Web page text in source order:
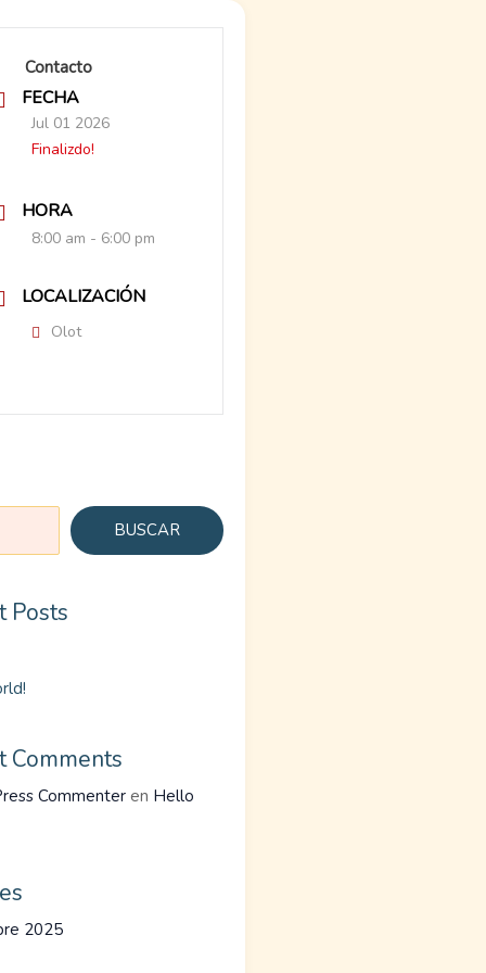
Contacto
FECHA
Jul 01 2026
Finalizdo!
HORA
8:00 am - 6:00 pm
LOCALIZACIÓN
Olot
BUSCAR
Posts
Comments
Commenteren Hello
2025